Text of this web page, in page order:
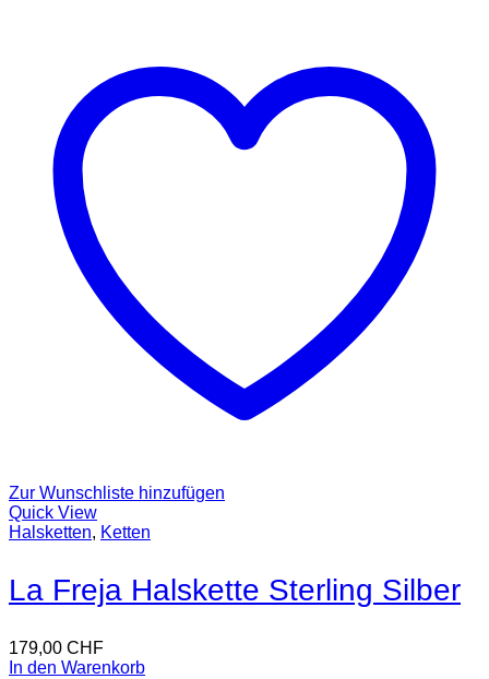
Zur Wunschliste hinzufügen
Quick View
Halsketten, Ketten
La Freja Halskette Sterling Silber
179,00 CHF
In den Warenkorb